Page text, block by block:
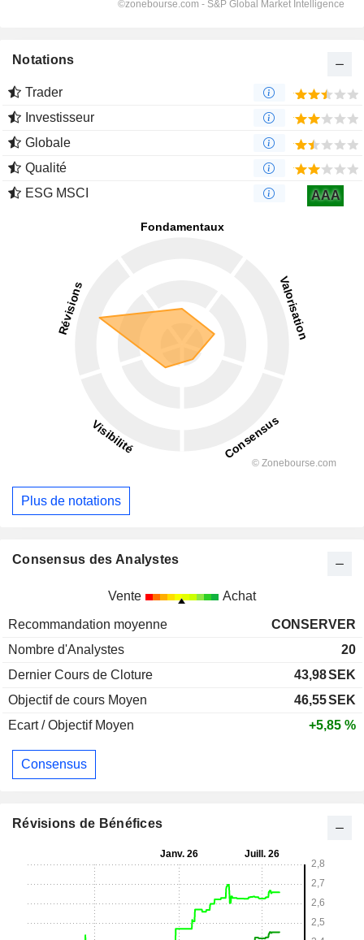
Notations
Trader
Investisseur
Globale
Qualité
ESG MSCI
AAA
Plus de notations
Consensus des Analystes
Vente Achat
Recommandation moyenne
CONSERVER
Nombre d'Analystes
20
Dernier Cours de Cloture
43,98SEK
Objectif de cours Moyen
46,55SEK
Ecart / Objectif Moyen
+5,85 %
Consensus
Révisions de Bénéfices